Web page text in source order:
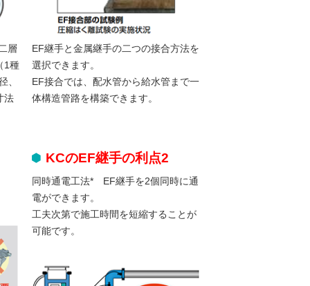
層
1種
、
法
EF継手と金属継手の二つの接合方法を
選択できます。
EF接合では、配水管から給水管まで一
体構造管路を構築できます。
KCのEF継手の利点2
同時通電工法* EF継手を2個同時に通
電ができます。
工夫次第で施工時間を短縮することが
可能です。